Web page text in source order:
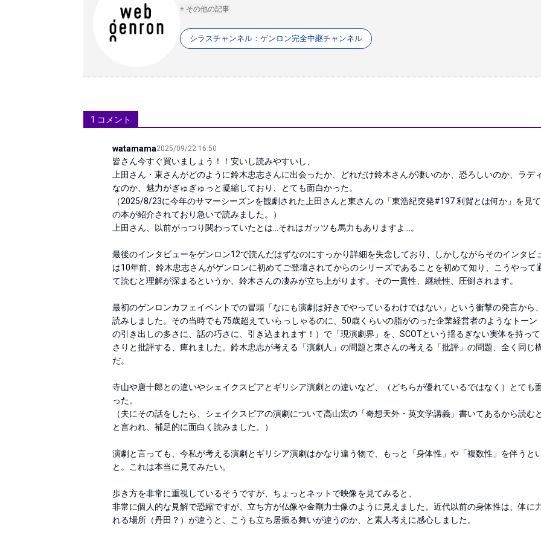
+ その他の記事
シラスチャンネル：ゲンロン完全中継チャンネル
1 コメント
watamama2025/09/22 16:50
皆さん今すぐ買いましょう！！安いし読みやすいし、
上田さん・東さんがどのように鈴木忠志さんに出会ったか、どれだけ鈴木さんが凄いのか、恐ろしいのか、ラデ
なのか、魅力がぎゅぎゅっと凝縮しており、とても面白かった。
（2025/8/23に今年のサマーシーズンを観劇された上田さんと東さん の「東浩紀突発#197 利賀とは何か」を見て
の本が紹介されており急いで読みました。）
上田さん、以前がっつり関わっていたとは…それはガッツも馬力もありますよ…。
最後のインタビューをゲンロン12で読んだはずなのにすっかり詳細を失念しており、しかしながらそのインタビ
は10年前、鈴木忠志さんがゲンロンに初めてご登壇されてからのシリーズであることを初めて知り、こうやって
て読むと理解が深まるというか、鈴木さんの凄みが立ち上がります。その一貫性、継続性、圧倒されます。
最初のゲンロンカフェイベントでの冒頭「なにも演劇は好きでやっているわけではない」という衝撃の発言から
読みしました。その当時でも75歳超えていらっしゃるのに、50歳くらいの脂がのった企業経営者のようなトーン
の引き出しの多さに、話の巧さに、引き込まれます！）で「現演劇界」を、SCOTという揺るぎない実体を持っ
さりと批評する、痺れました。鈴木忠志が考える「演劇人」の問題と東さんの考える「批評」の問題、全く同じ
だ。
寺山や唐十郎との違いやシェイクスピアとギリシア演劇との違いなど、（どちらが優れているではなく）とても
った。
（夫にその話をしたら、シェイクスピアの演劇について高山宏の「奇想天外・英文学講義」書いてあるから読む
と言われ、補足的に面白く読みました。）
演劇と言っても、今私が考える演劇とギリシア演劇はかなり違う物で、もっと「身体性」や「複数性」を伴うと
と。これは本当に見てみたい。
歩き方を非常に重視しているそうですが、ちょっとネットで映像を見てみると、
非常に個人的な見解で恐縮ですが、立ち方が仏像や金剛力士像のように見えました。近代以前の身体性は、体に
れる場所（丹田？）が違うと、こうも立ち居振る舞いが違うのか、と素人考えに感心しました。